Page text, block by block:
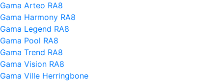
Gama Arteo RA8
Gama Harmony RA8
Gama Legend RA8
Gama Pool RA8
Gama Trend RA8
Gama Vision RA8
Gama Ville Herringbone